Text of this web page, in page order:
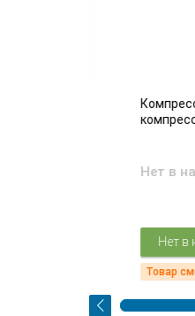
компрессии
Нет в
Нет в
Товар